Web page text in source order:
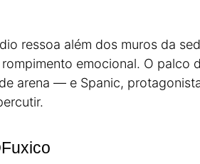
ressoa além dos muros da
emocional. O palco
arena — e Spanic,